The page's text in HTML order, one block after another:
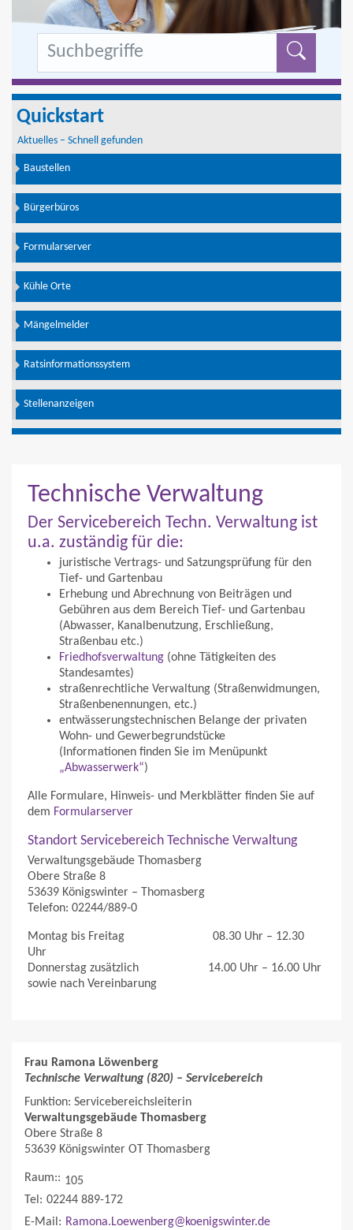
Quickstart
Aktuelles – Schnell gefunden
Baustellen
Bürgerbüros
Formularserver
Kühle Orte
Mängelmelder
Ratsinformationssystem
Stellenanzeigen
Technische Verwaltung
Der Servicebereich Techn. Verwaltung ist
u.a. zuständig für die:
juristische Vertrags- und Satzungsprüfung für den
Tief- und Gartenbau
Erhebung und Abrechnung von Beiträgen und
Gebühren aus dem Bereich Tief- und Gartenbau
(Abwasser, Kanalbenutzung, Erschließung,
Straßenbau etc.)
Friedhofsverwaltung (ohne Tätigkeiten des
Standesamtes)
straßenrechtliche Verwaltung (Straßenwidmungen,
Straßenbenennungen, etc.)
entwässerungstechnischen Belange der privaten
Wohn- und Gewerbegrundstücke
(Informationen finden Sie im Menüpunkt
„Abwasserwerk“)
Alle Formulare, Hinweis- und Merkblätter finden Sie auf
dem Formularserver
Standort Servicebereich Technische Verwaltung
Verwaltungsgebäude Thomasberg
Obere Straße 8
53639 Königswinter – Thomasberg
Telefon: 02244/889-0
Montag bis Freitag 08.30 Uhr – 12.30
Uhr
Donnerstag zusätzlich 14.00 Uhr – 16.00 Uhr
sowie nach Vereinbarung
Frau Ramona Löwenberg
Technische Verwaltung (820) – Servicebereich
Funktion: Servicebereichsleiterin
Verwaltungsgebäude Thomasberg
Obere Straße 8
53639 Königswinter OT Thomasberg
Raum:
105
Tel
02244 889-172
E-Mail
Ramona.Loewenberg@koenigswinter.de